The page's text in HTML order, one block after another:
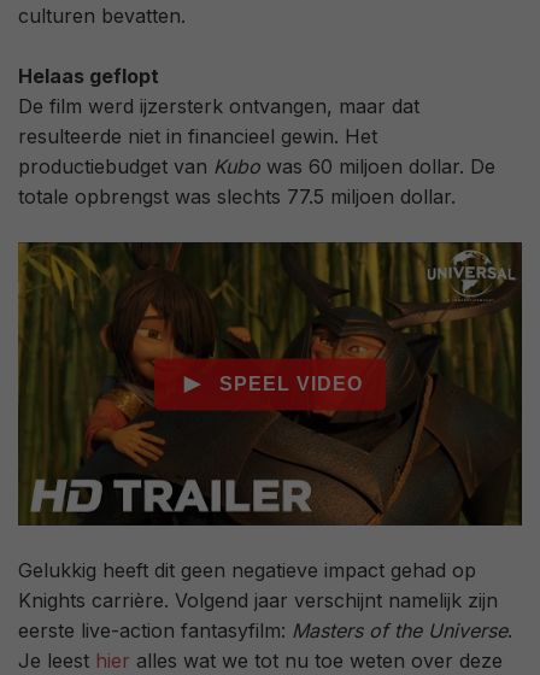
culturen bevatten.
Helaas geflopt
De film werd ijzersterk ontvangen, maar dat
resulteerde niet in financieel gewin. Het
productiebudget van Kubo was 60 miljoen dollar. De
totale opbrengst was slechts 77.5 miljoen dollar.
Gelukkig heeft dit geen negatieve impact gehad op
Knights carrière. Volgend jaar verschijnt namelijk zijn
eerste live-action fantasyfilm: Masters of the Universe.
Je leest hier alles wat we tot nu toe weten over deze